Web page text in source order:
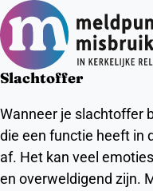
Slachtoffer
Wanneer je slachtoffer
die een functie heeft in
af. Het kan veel
en overweldigend zijn.